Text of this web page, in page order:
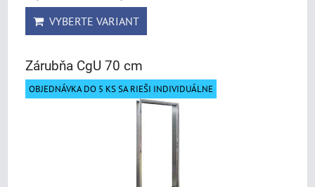
VYBERTE VARIANT
Zárubňa CgU 70 cm
OBJEDNÁVKA DO 5 KS SA RIEŠI INDIVIDUÁLNE